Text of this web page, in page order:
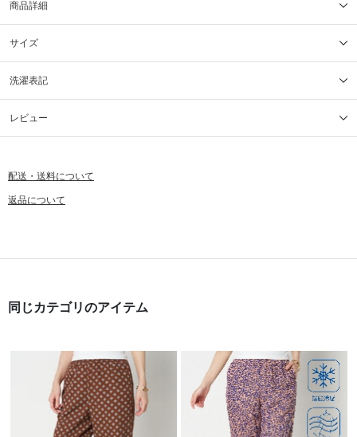
商品詳細
サイズ
洗濯表記
レビュー
配送・送料について
返品について
同じカテゴリのアイテム